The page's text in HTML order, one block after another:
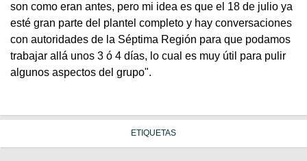
son como eran antes, pero mi idea es que el 18 de julio ya
esté gran parte del plantel completo y hay conversaciones
con autoridades de la Séptima Región para que podamos
trabajar allá unos 3 ó 4 días, lo cual es muy útil para pulir
algunos aspectos del grupo".
ETIQUETAS